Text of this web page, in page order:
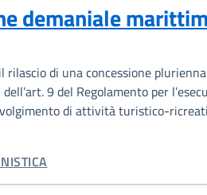
demaniale
rilascio di una concessione
9 del Regolamento per
di attività turistico-